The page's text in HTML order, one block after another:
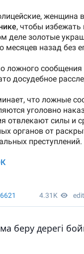
беру дерегі